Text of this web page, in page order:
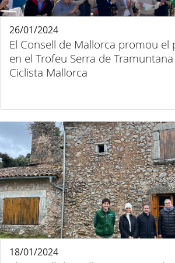
El Consell de Mallorca promou el
en el Trofeu Serra de
Ciclista Mallorca
26/01/2024
18/01/2024